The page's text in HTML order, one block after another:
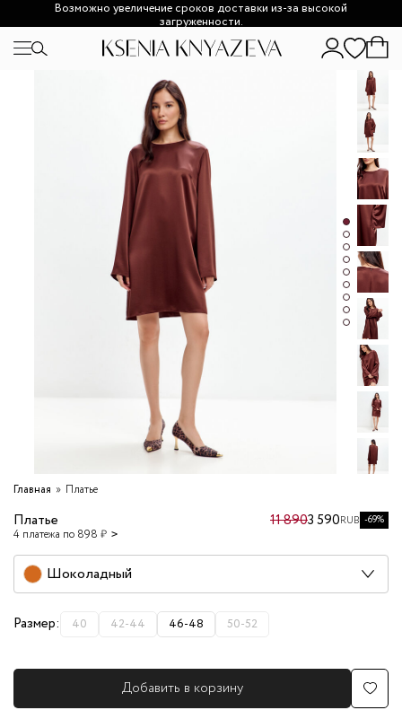
Возможно увеличение сроков доставки из-за высокой
загруженности.
Главная Платье
Платье
4 платежа по 898 ₽
11 8903 590RUB -69%
Шоколадный
Размер: 40 42-44 46-48 50-52
Добавить в корзину